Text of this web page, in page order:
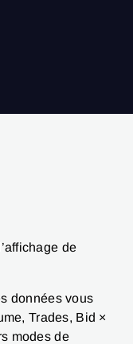
de
données vous
Trades, Bid ×
modes de